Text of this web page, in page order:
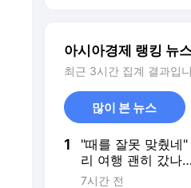
아시아경제 랭킹 뉴
최근 3시간 집계 결과입
많이 본 뉴스
1
"때를 잘못 맞췄네
리 여행 괜히 갔나
경 인증샷' 포기에
7시간 전